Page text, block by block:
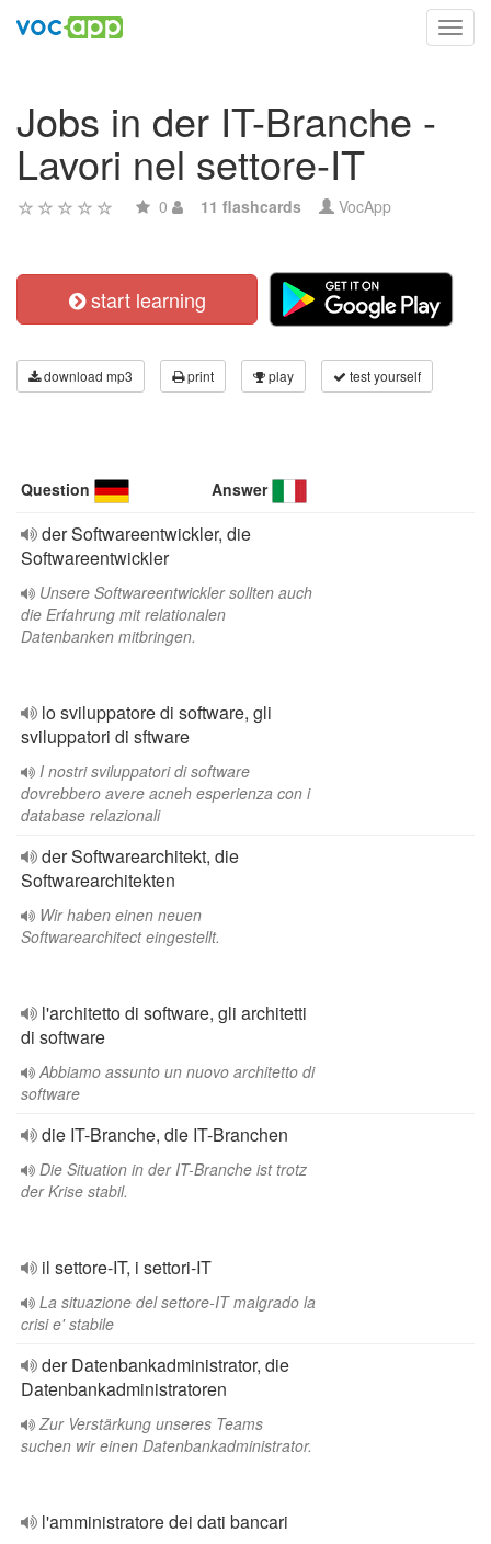
Jobs in der IT-Branche -
Lavori nel settore-IT
0 11 flashcards VocApp
start learning
download mp3 print play test yourself
Question Answer
der Softwareentwickler, die
Softwareentwickler
Unsere Softwareentwickler sollten auch
die Erfahrung mit relationalen
Datenbanken mitbringen.
lo sviluppatore di software, gli
sviluppatori di sftware
I nostri sviluppatori di software
dovrebbero avere acneh esperienza con i
database relazionali
der Softwarearchitekt, die
Softwarearchitekten
Wir haben einen neuen
Softwarearchitect eingestellt.
l'architetto di software, gli architetti
di software
Abbiamo assunto un nuovo architetto di
software
die IT-Branche, die IT-Branchen
Die Situation in der IT-Branche ist trotz
der Krise stabil.
il settore-IT, i settori-IT
La situazione del settore-IT malgrado la
crisi e' stabile
der Datenbankadministrator, die
Datenbankadministratoren
Zur Verstärkung unseres Teams
suchen wir einen Datenbankadministrator.
l'amministratore dei dati bancari